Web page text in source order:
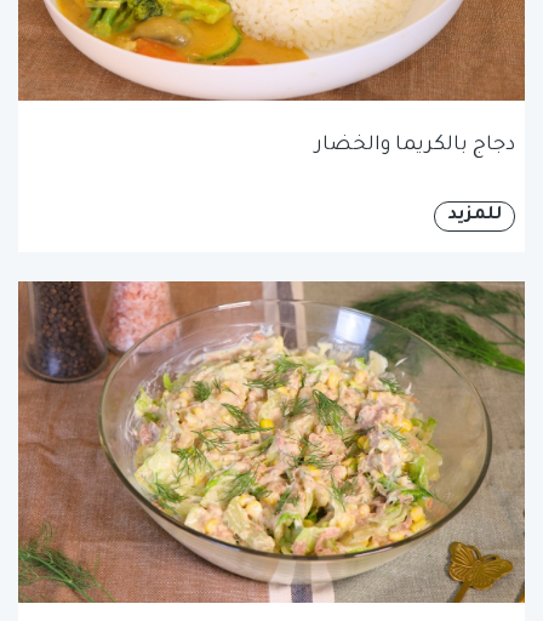
دجاج بالكريما والخضار
للمزيد